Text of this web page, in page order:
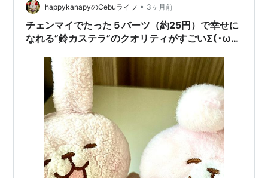
ハイウェイと…
happykanapyのCebuライフ • 3ヶ月前
チェンマイでたった５バーツ（約25円）で幸せに
なれる”鈴カステラ”のクオリティがすごいΣ(･ω･